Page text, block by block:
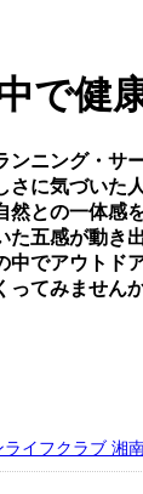
で健
ニング・サ
に気づいた
との⼀体感
五感が動き
でアウトド
てみませんか
イフクラブ 湘南